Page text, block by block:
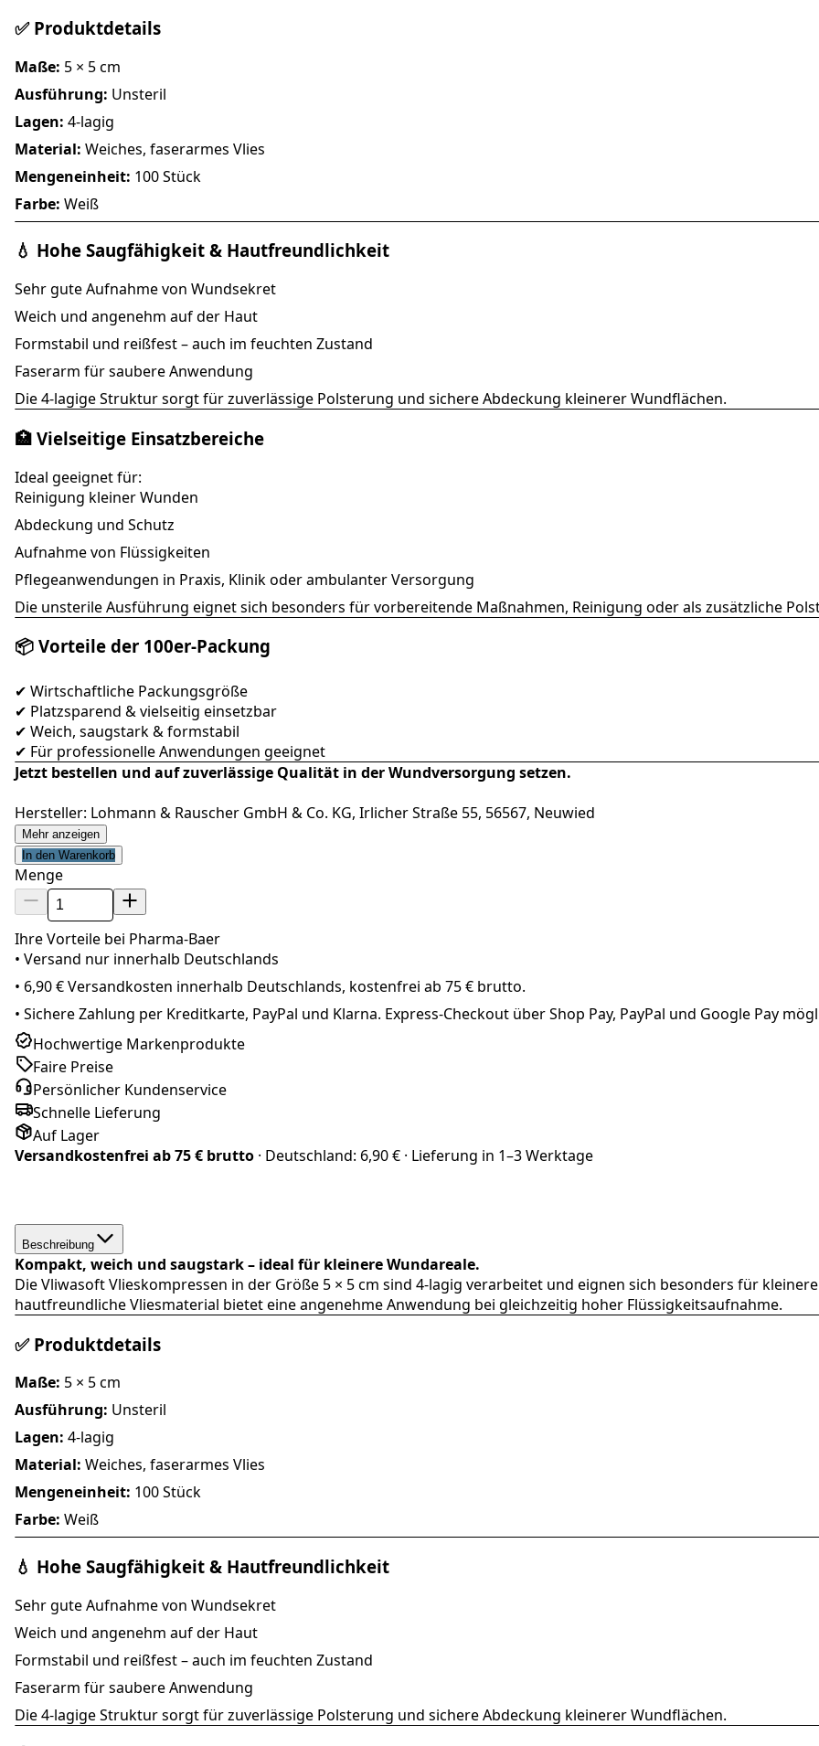
✅ Produktdetails
Maße: 5 × 5 cm
Ausführung: Unsteril
Lagen: 4-lagig
Material: Weiches, faserarmes Vlies
Mengeneinheit: 100 Stück
Farbe: Weiß
💧 Hohe Saugfähigkeit & Hautfreundlichkeit
Sehr gute Aufnahme von Wundsekret
Weich und angenehm auf der Haut
Formstabil und reißfest – auch im feuchten Zustand
Faserarm für saubere Anwendung
Die 4-lagige Struktur sorgt für zuverlässige Polsterung und sichere Abdeckung kleinerer Wundflächen.
🏥 Vielseitige Einsatzbereiche
Ideal geeignet für:
Reinigung kleiner Wunden
Abdeckung und Schutz
Aufnahme von Flüssigkeiten
Pflegeanwendungen in Praxis, Klinik oder ambulanter Versorgung
Die unsterile Ausführung eignet sich besonders für vorbereitende Maßnahmen, Reinigung oder als zusätzliche
📦 Vorteile der 100er-Packung
✔ Wirtschaftliche Packungsgröße
✔ Platzsparend & vielseitig einsetzbar
✔ Weich, saugstark & formstabil
✔ Für professionelle Anwendungen geeignet
Jetzt bestellen und auf zuverlässige Qualität in der Wundversorgung setzen.
Hersteller: Lohmann & Rauscher GmbH & Co. KG, Irlicher Straße 55, 56567, Neuwied
Mehr anzeigen
In den Warenkorb
Menge
Ihre Vorteile bei Pharma-Baer
• Versand nur innerhalb Deutschlands
• 6,90 € Versandkosten innerhalb Deutschlands, kostenfrei ab 75 € brutto.
• Sichere Zahlung per Kreditkarte, PayPal und Klarna. Express-Checkout über Shop Pay, PayPal und Google Pay
Hochwertige Markenprodukte
Faire Preise
Persönlicher Kundenservice
Schnelle Lieferung
Auf Lager
Versandkostenfrei ab75 € brutto · Deutschland: 6,90 € · Lieferung in 1–3 Werktage
Beschreibung
Kompakt, weich und saugstark – ideal für kleinere Wundareale.
Die Vliwasoft Vlieskompressen in der Größe 5 × 5 cm sind 4-lagig verarbeitet und eignen sich besonders für
hautfreundliche Vliesmaterial bietet eine angenehme Anwendung bei gleichzeitig hoher Flüssigkeitsaufnahme.
✅ Produktdetails
Maße: 5 × 5 cm
Ausführung: Unsteril
Lagen: 4-lagig
Material: Weiches, faserarmes Vlies
Mengeneinheit: 100 Stück
Farbe: Weiß
💧 Hohe Saugfähigkeit & Hautfreundlichkeit
Sehr gute Aufnahme von Wundsekret
Weich und angenehm auf der Haut
Formstabil und reißfest – auch im feuchten Zustand
Faserarm für saubere Anwendung
Die 4-lagige Struktur sorgt für zuverlässige Polsterung und sichere Abdeckung kleinerer Wundflächen.